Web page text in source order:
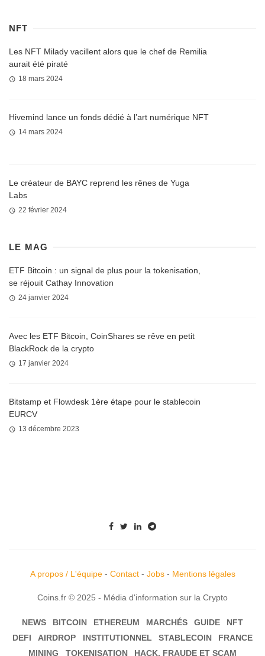
NFT
Les NFT Milady vacillent alors que le chef de Remilia
aurait été piraté
18 mars 2024
Hivemind lance un fonds dédié à l’art numérique NFT
14 mars 2024
Le créateur de BAYC reprend les rênes de Yuga
Labs
22 février 2024
LE MAG
ETF Bitcoin : un signal de plus pour la tokenisation,
se réjouit Cathay Innovation
24 janvier 2024
Avec les ETF Bitcoin, CoinShares se rêve en petit
BlackRock de la crypto
17 janvier 2024
Bitstamp et Flowdesk 1ère étape pour le stablecoin
EURCV
13 décembre 2023
A propos / L'équipe- Contact- Jobs- Mentions légales
Coins.fr © 2025 - Média d'information sur la Crypto
NEWS BITCOIN ETHEREUM MARCHÉS GUIDE
NFT
DEFI
AIRDROP INSTITUTIONNEL STABLECOIN
FRANCE
MINING
TOKENISATION HACK, FRAUDE ET SCAM